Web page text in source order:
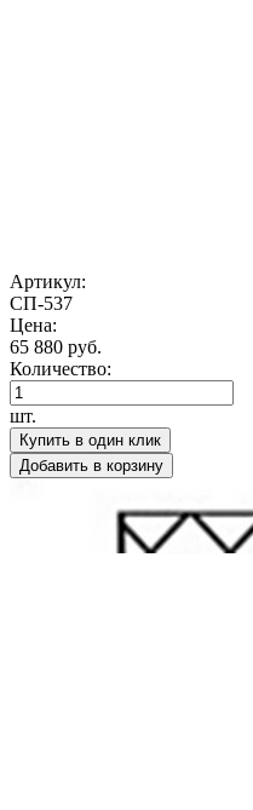
Артикул:
СП-537
Цена:
65 880 руб.
Количество:
шт.
Купить в один клик
Добавить в корзину